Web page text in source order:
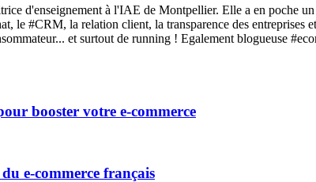
d'enseignement à l'IAE de Montpellier. Elle a en poche
le #CRM, la relation client, la transparence des
et surtout de running ! Egalement blogueuse
booster votre e-commerce
e-commerce français